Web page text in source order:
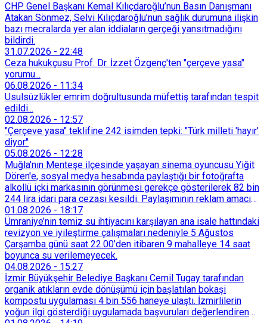
CHP Genel Başkanı Kemal Kılıçdaroğlu’nun Basın Danışmanı
Atakan Sönmez, Selvi Kılıçdaroğlu’nun sağlık durumuna ilişkin
bazı mecralarda yer alan iddiaların gerçeği yansıtmadığını
bildirdi.
31.07.2026 - 22:48
Ceza hukukçusu Prof. Dr. İzzet Özgenç'ten "çerçeve yasa"
yorumu...
06.08.2026 - 11:34
Usulsüzlükler emrim doğrultusunda müfettiş tarafından tespit
edildi...
02.08.2026 - 12:57
"Çerçeve yasa" teklifine 242 isimden tepki: "Türk milleti 'hayır'
diyor"
05.08.2026 - 12:28
Muğla'nın Menteşe ilçesinde yaşayan sinema oyuncusu Yiğit
Dören'e, sosyal medya hesabında paylaştığı bir fotoğrafta
alkollü içki markasının görünmesi gerekçe gösterilerek 82 bin
244 lira idari para cezası kesildi. Paylaşımının reklam amacı
taşımadığını savunan Dören, cezanın iptali için yargıya
başvurdu.
01.08.2026 - 18:17
Ümraniye’nin temiz su ihtiyacını karşılayan ana isale hattındaki
revizyon ve iyileştirme çalışmaları nedeniyle 5 Ağustos
Çarşamba günü saat 22.00’den itibaren 9 mahalleye 14 saat
boyunca su verilemeyecek.
04.08.2026 - 15:27
İzmir Büyükşehir Belediye Başkanı Cemil Tugay tarafından
organik atıkların evde dönüşümü için başlatılan bokaşi
kompostu uygulaması 4 bin 556 haneye ulaştı. İzmirlilerin
yoğun ilgi gösterdiği uygulamada başvuruları değerlendiren